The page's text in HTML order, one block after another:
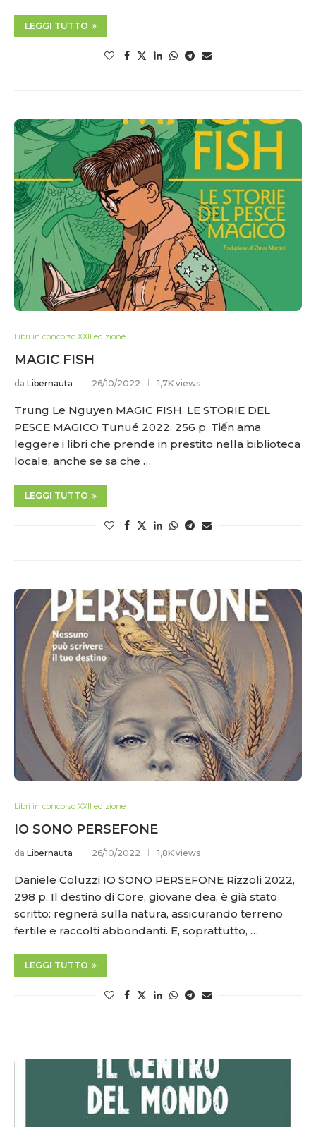
LEGGI TUTTO
Libri in concorso XXII edizione
MAGIC FISH
da Libernauta 26/10/2022 1,7K views
Trung Le Nguyen MAGIC FISH. LE STORIE DEL
PESCE MAGICO Tunué 2022, 256 p. Tiến ama
leggere i libri che prende in prestito nella biblioteca
locale, anche se sa che …
LEGGI TUTTO
Libri in concorso XXII edizione
IO SONO PERSEFONE
da Libernauta 26/10/2022 1,8K views
Daniele Coluzzi IO SONO PERSEFONE Rizzoli 2022,
298 p. Il destino di Core, giovane dea, è già stato
scritto: regnerà sulla natura, assicurando terreno
fertile e raccolti abbondanti. E, soprattutto, …
LEGGI TUTTO